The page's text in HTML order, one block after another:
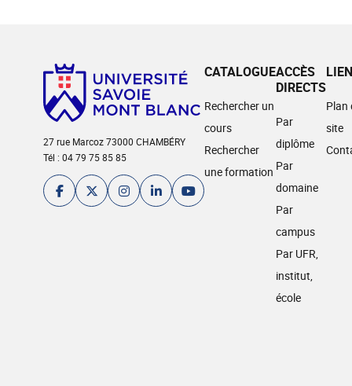
27 rue Marcoz 73000 CHAMBÉRY
Tél : 04 79 75 85 85
CATALOGUE
Rechercher un
cours
Rechercher
une formation
ACCÈS
DIRECTS
Par
diplôme
Par
domaine
Par
campus
Par UFR,
institut,
école
Plan
site